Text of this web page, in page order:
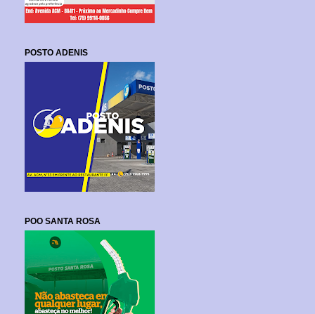
POSTO ADENIS
POO SANTA ROSA